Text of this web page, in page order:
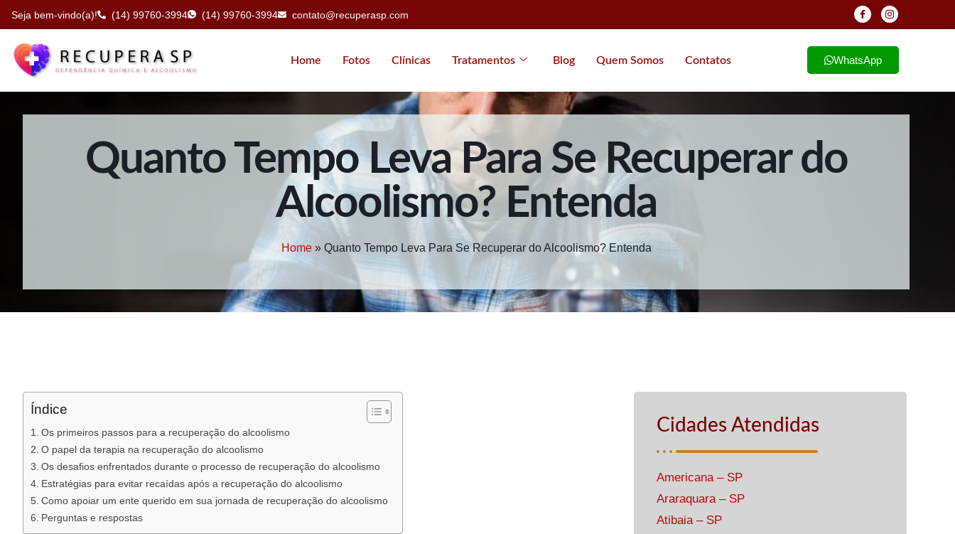
Seja bem-vindo(a)! (14) 99760-3994 (14) 99760-3994 contato@recuperasp.com
Home Fotos Clínicas Tratamentos Blog Quem Somos Contatos WhatsApp
Quanto Tempo Leva Para Se Recuperar do
Alcoolismo? Entenda
Home» Quanto Tempo Leva Para Se Recuperar do Alcoolismo? Entenda
Índice
Os primeiros passos para a recuperação do alcoolismo
O papel da terapia na recuperação do alcoolismo
Os desafios enfrentados durante o processo de recuperação do alcoolismo
Estratégias para evitar recaídas após a recuperação do alcoolismo
Como apoiar um ente querido em sua jornada de recuperação do alcoolismo
Perguntas e respostas
Cidades Atendidas
Americana – SP
Araraquara – SP
Atibaia – SP